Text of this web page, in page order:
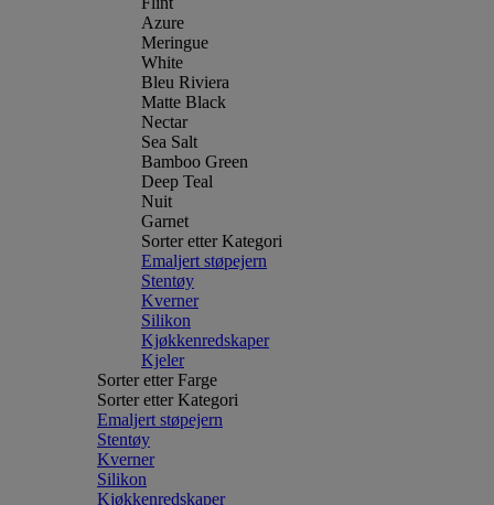
Azure
Meringue
White
Bleu Riviera
Matte Black
Nectar
Sea Salt
Bamboo Green
Deep Teal
Nuit
Garnet
Sorter etter Kategori
Emaljert støpejern
Stentøy
Kverner
Silikon
Kjøkkenredskaper
Kjeler
Sorter etter Farge
Sorter etter Kategori
Emaljert støpejern
Stentøy
Kverner
Silikon
Kjøkkenredskaper